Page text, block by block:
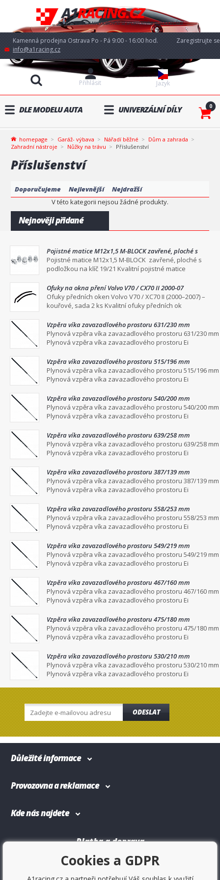
Kamenná prodejna Ostrava Po - Pá 9:00 - 16:00 hod.
info@a1racing.cz
Jazyk
Přihlásit
Zaregistrujte se
DLE MODELU AUTA UNIVERZÁLNÍ DÍLY 0
homepage Garáž- výbava Nářadí běžné
Dům a zahrada
Zahradní nástroje
Nůžky na trávu Příslušenství
Příslušenství
Doporučujeme Nejlevnější
Nejdražší
V této kategorii nejsou žádné produkty.
Nejnověji přidané
Pojistné matice M12x1,5 M-BLOCK zavřené, ploché s
podložkou na klíč 19/21
Pojistné matice M12x1,5 M-BLOCK zavřené, ploché s
podložkou na klíč 19/21 Kvalitní pojistné matice
Ofuky na okna pření Volvo V70 / CX70 II 2000-07
Ofuky předních oken Volvo V70 / XC70 II (2000–2007) –
kouřové, sada 2 ks Kvalitní ofuky předních ok
Vzpěra víka zavazadlového prostoru 631/230 mm
Plynová vzpěra víka zavazadlového prostoru 631/230 mm
Plynová vzpěra víka zavazadlového prostoru Ei
Vzpěra víka zavazadlového prostoru 515/196 mm
Plynová vzpěra víka zavazadlového prostoru 515/196 mm
Plynová vzpěra víka zavazadlového prostoru Ei
Vzpěra víka zavazadlového prostoru 540/200 mm
Plynová vzpěra víka zavazadlového prostoru 540/200 mm
Plynová vzpěra víka zavazadlového prostoru Ei
Vzpěra víka zavazadlového prostoru 639/258 mm
Plynová vzpěra víka zavazadlového prostoru 639/258 mm
Plynová vzpěra víka zavazadlového prostoru Ei
Vzpěra víka zavazadlového prostoru 387/139 mm
Plynová vzpěra víka zavazadlového prostoru 387/139 mm
Plynová vzpěra víka zavazadlového prostoru Ei
Vzpěra víka zavazadlového prostoru 558/253 mm
Plynová vzpěra víka zavazadlového prostoru 558/253 mm
Plynová vzpěra víka zavazadlového prostoru Ei
Vzpěra víka zavazadlového prostoru 549/219 mm
Plynová vzpěra víka zavazadlového prostoru 549/219 mm
Plynová vzpěra víka zavazadlového prostoru Ei
Vzpěra víka zavazadlového prostoru 467/160 mm
Plynová vzpěra víka zavazadlového prostoru 467/160 mm
Plynová vzpěra víka zavazadlového prostoru Ei
Vzpěra víka zavazadlového prostoru 475/180 mm
Plynová vzpěra víka zavazadlového prostoru 475/180 mm
Plynová vzpěra víka zavazadlového prostoru Ei
Vzpěra víka zavazadlového prostoru 530/210 mm
Plynová vzpěra víka zavazadlového prostoru 530/210 mm
Plynová vzpěra víka zavazadlového prostoru Ei
ODESLAT
Důležité informace
Provozovna a reklamace
Kde nás najdete
Platba a doprava
Cookies a GDPR